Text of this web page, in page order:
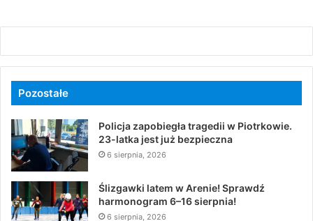
Pozostałe
Policja zapobiegła tragedii w Piotrkowie.
23-latka jest już bezpieczna
6 sierpnia, 2026
Ślizgawki latem w Arenie! Sprawdź
harmonogram 6–16 sierpnia!
6 sierpnia, 2026